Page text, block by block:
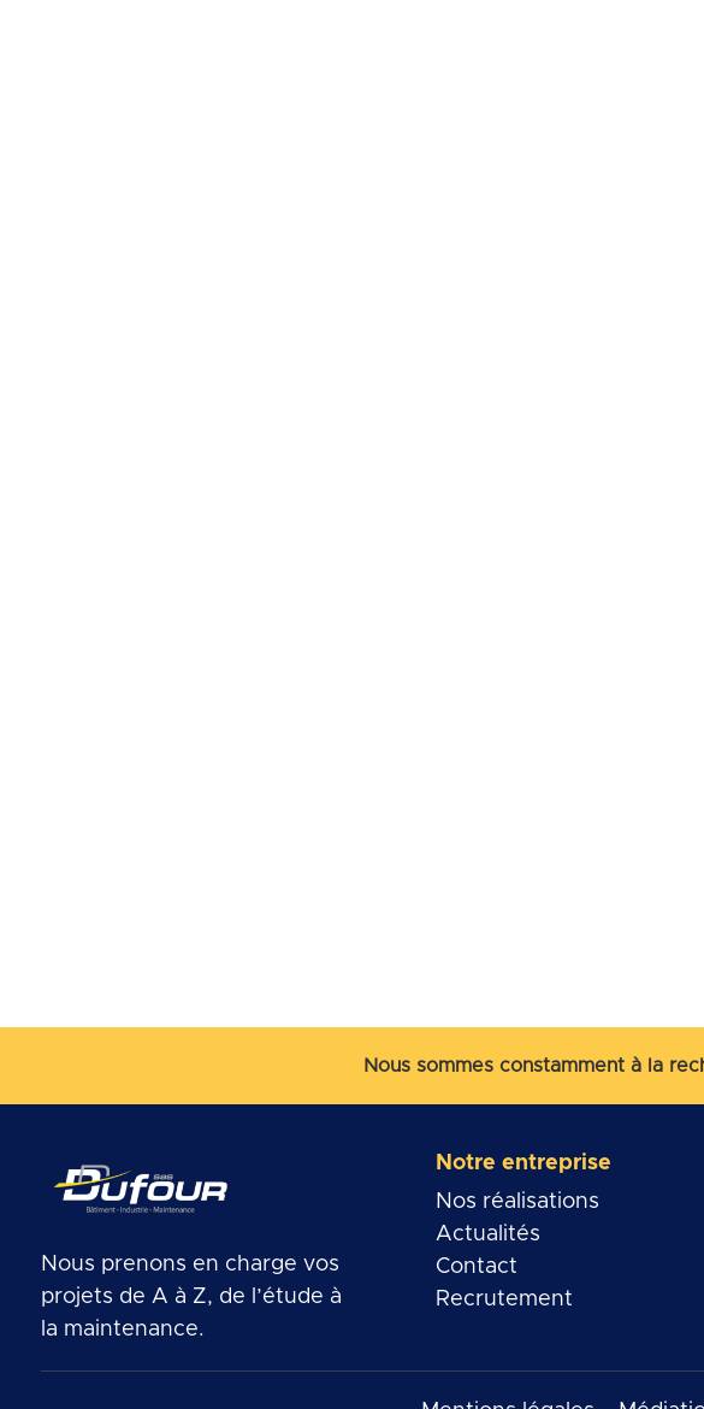
Nous sommes constamment à la
Nous prenons en charge vos
projets de A à Z, de l’étude à
la maintenance.
Notre entreprise
Nos réalisations
Actualités
Contact
Recrutement